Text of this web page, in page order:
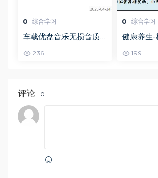
综合学习
车载优盘音乐无损音质
网盘打包下载
236
综合学习
健康养生-
现东方美,
199
评论 0